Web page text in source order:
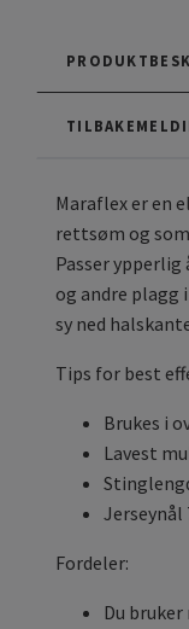
Maraflex er en
rettsøm og
Passer
og andre plagg
sy ned
Tips for best
Brukes i
Lavest
Jerseynål
Fordeler:
Du